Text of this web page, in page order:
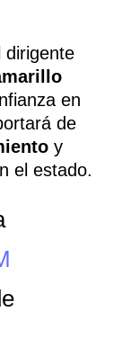
dirigente
en
de
y
el estado.